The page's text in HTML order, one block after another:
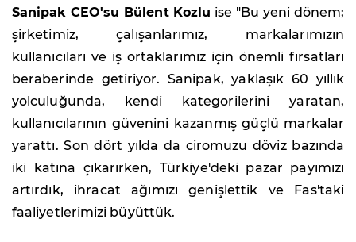
Sanipak CEO'su Bülent Kozlu ise "Bu yeni dönem;
şirketimiz, çalışanlarımız, markalarımızın
kullanıcıları ve iş ortaklarımız için önemli fırsatları
beraberinde getiriyor. Sanipak, yaklaşık 60 yıllık
yolculuğunda, kendi kategorilerini yaratan,
kullanıcılarının güvenini kazanmış güçlü markalar
yarattı. Son dört yılda da ciromuzu döviz bazında
iki katına çıkarırken, Türkiye'deki pazar payımızı
artırdık, ihracat ağımızı genişlettik ve Fas'taki
faaliyetlerimizi büyüttük.